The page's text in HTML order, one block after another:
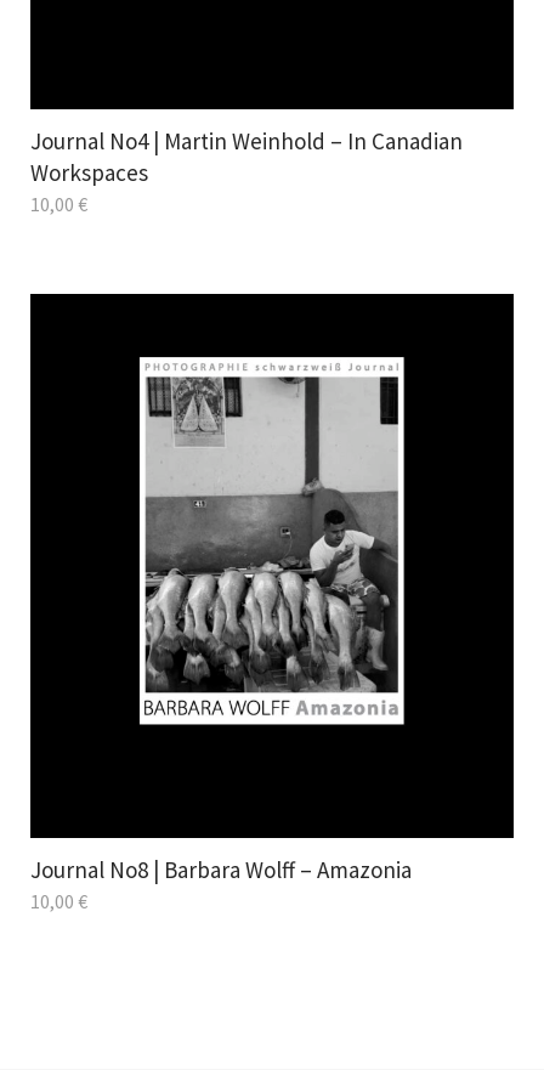
Journal No4 | Martin Weinhold – In Canadian
Workspaces
10,00 €
Journal No8 | Barbara Wolff – Amazonia
10,00 €